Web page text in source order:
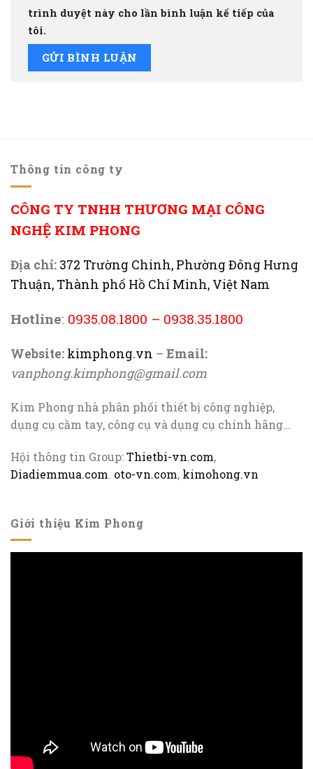
trình duyệt này cho lần bình luận kế tiếp của
tôi.
Thông tin công ty
CÔNG TY TNHH THƯƠNG MẠI CÔNG
NGHỆ KIM PHONG
Địa chỉ: 372 Trường Chinh, Phường Đông Hưng
Thuận, Thành phố Hồ Chí Minh, Việt Nam
Hotline: 0935.08.1800 – 0938.35.1800
Website: kimphong.vn – Email:
vanphong.kimphong@gmail.com
Kim Phong nhà phân phối thiết bị công nghiệp,
dụng cụ cầm tay, công cụ và dụng cụ chính hãng…
Hội thông tin Group:Thietbi-vn.com,
Diadiemmua.com. oto-vn.com, kimohong.vn
Giới thiệu Kim Phong